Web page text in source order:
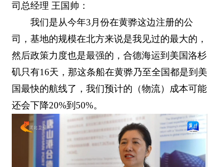
司总经理 王国帅：
我们是从今年3月份在黄骅这边注册的公
司，基地的规模在北方来说是我见过的最大的，
然后政策力度也是最强的，合德海运到美国洛杉
矶只有16天，那这条船在黄骅乃至全国都是到美
国最快的航线了，我们预计的（物流）成本可能
还会下降20%到50%。